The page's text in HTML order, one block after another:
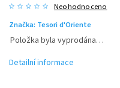
Neohodnoceno
Značka: Tesori d'Oriente
Položka byla vyprodána…
Detailní informace